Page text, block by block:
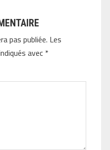
pas publiée. Les
avec *